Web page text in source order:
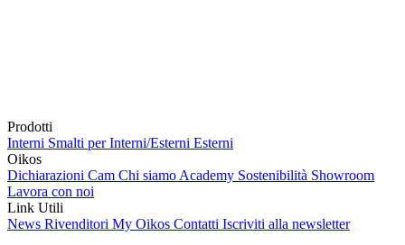
Prodotti
Interni Smalti per Interni/Esterni Esterni
Oikos
Dichiarazioni Cam Chi siamo Academy Sostenibilità Showroom
Lavora con noi
Link Utili
News Rivenditori My Oikos Contatti Iscriviti alla newsletter